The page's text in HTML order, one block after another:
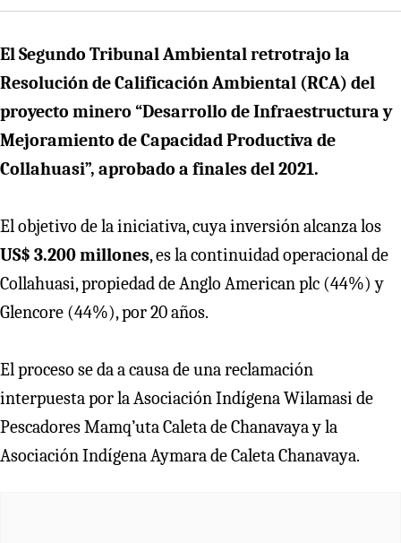
El Segundo Tribunal Ambiental retrotrajo la
Resolución de Calificación Ambiental (RCA) del
proyecto minero “Desarrollo de Infraestructura y
Mejoramiento de Capacidad Productiva de
Collahuasi”, aprobado a finales del 2021.
El objetivo de la iniciativa, cuya inversión alcanza los
US$ 3.200 millones, es la continuidad operacional de
Collahuasi, propiedad de Anglo American plc (44%) y
Glencore (44%), por 20 años.
El proceso se da a causa de una reclamación
interpuesta por la Asociación Indígena Wilamasi de
Pescadores Mamq’uta Caleta de Chanavaya y la
Asociación Indígena Aymara de Caleta Chanavaya.